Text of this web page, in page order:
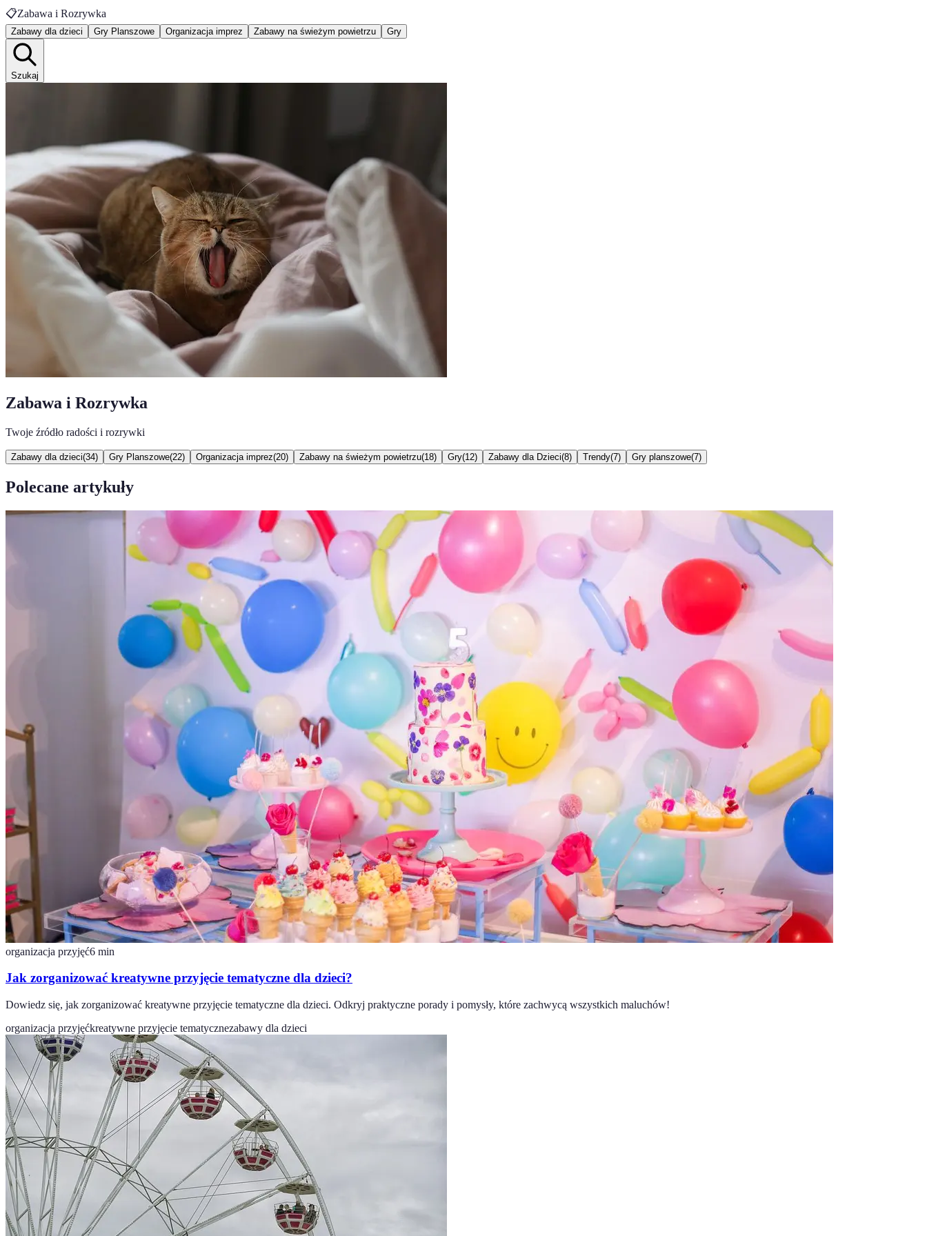
📋Zabawa i Rozrywka
Zabawy dla dzieci Gry Planszowe Organizacja imprez Zabawy na świeżym powietrzu Gry
Szukaj
Zabawa i Rozrywka
Twoje źródło radości i rozrywki
Zabawy dla dzieci(34) Gry Planszowe(22) Organizacja imprez(20) Zabawy na świeżym powietrzu(18) Gry(12) Zabawy dla Dzieci(8) Trendy(7) Gry planszowe(7)
Polecane artykuły
organizacja przyjęć6 min
Jak zorganizować kreatywne przyjęcie tematyczne dla dzieci?
Dowiedz się, jak zorganizować kreatywne przyjęcie tematyczne dla dzieci. Odkryj praktyczne porady i pomysły, które zachwycą wszystkich maluchów!
organizacja przyjęćkreatywne przyjęcie tematycznezabawy dla dzieci